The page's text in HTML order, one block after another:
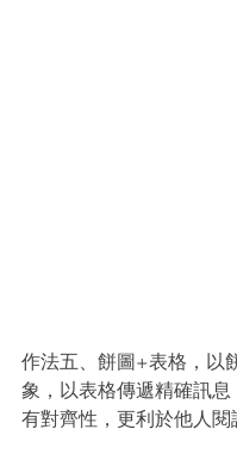
作法五、餅圖+表格，以
象，以表格傳遞精確訊
有對齊性，更利於他人閱